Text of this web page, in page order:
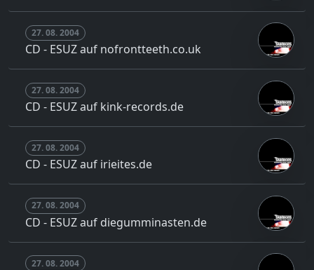
27. 08. 2004
CD - ESUZ auf nofrontteeth.co.uk
27. 08. 2004
CD - ESUZ auf kink-records.de
27. 08. 2004
CD - ESUZ auf irieites.de
27. 08. 2004
CD - ESUZ auf diegumminasten.de
27. 08. 2004